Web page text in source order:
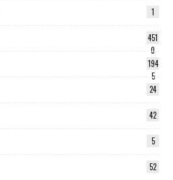
1
451
0
194
5
24
42
5
52